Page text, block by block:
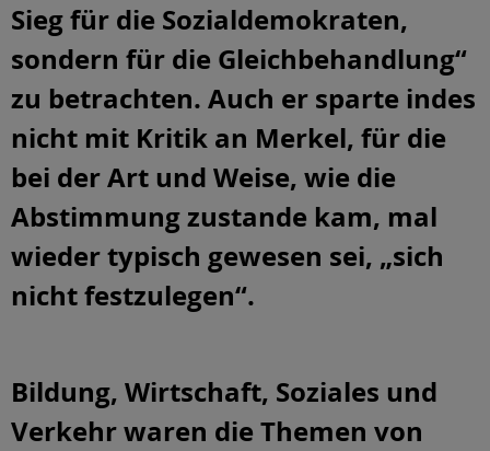
Sieg für die Sozialdemokraten,
sondern für die Gleichbehandlung“
zu betrachten. Auch er sparte indes
nicht mit Kritik an Merkel, für die
bei der Art und Weise, wie die
Abstimmung zustande kam, mal
wieder typisch gewesen sei, „sich
nicht festzulegen“.
Bildung, Wirtschaft, Soziales und
Verkehr waren die Themen von